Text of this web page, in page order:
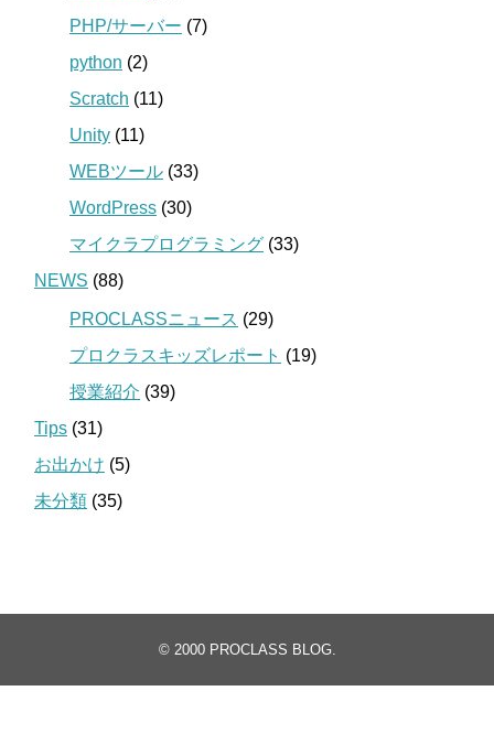
PHP/サーバー (7)
python (2)
Scratch (11)
Unity (11)
WEBツール (33)
WordPress (30)
マイクラプログラミング (33)
NEWS (88)
PROCLASSニュース (29)
プロクラスキッズレポート (19)
授業紹介 (39)
Tips (31)
お出かけ (5)
未分類 (35)
© 2000 PROCLASS BLOG.